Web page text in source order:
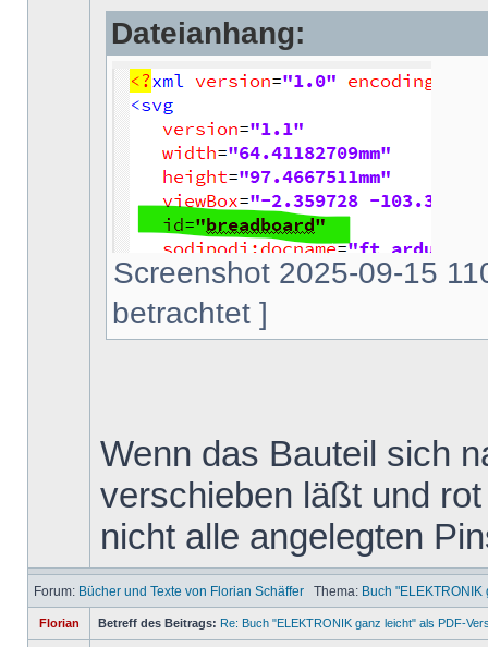
Dateianhang:
Screenshot 2025-09-15
betrachtet ]
Wenn das Bauteil sich
verschieben läßt und
nicht alle angelegten
Forum: Bücher und Texte von Florian Schäffer Thema: Buch
Florian Betreff des Beitrags: Re: Buch "ELEKTRONIK ganz leicht" als PDF-